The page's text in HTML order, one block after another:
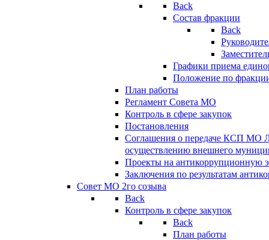
Back
Состав фракции
Back
Графики приема
Положение по
План работы
Регламент Совета МО
Контроль в сфере закупок
Постановления
Соглашения о передаче КСП МО
осуществлению внешнего
Проекты на антикоррупционную
Заключения по результатам
Совет МО 2го созыва
Back
Контроль в сфере закупок
Back
План работы